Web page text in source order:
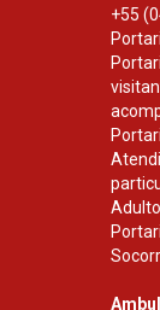
+55